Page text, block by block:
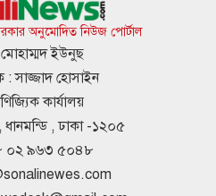
চুলা, পাতিল নিয়ে অবস্থান
মাংসে মিলল মাত্রাতিরিক্ত
স্বর্ণের দামে বড় লাফ, ভরিতে বাড়ল
সরকার অনুমোদিত নিউজ পোর্টাল
ইউনুছ
: সাজ্জাদ হোসাইন
কার্যালয়
ধানমন্ডি , ঢাকা -১২০৫
০২ ৯৬৩ ৫০৪৮